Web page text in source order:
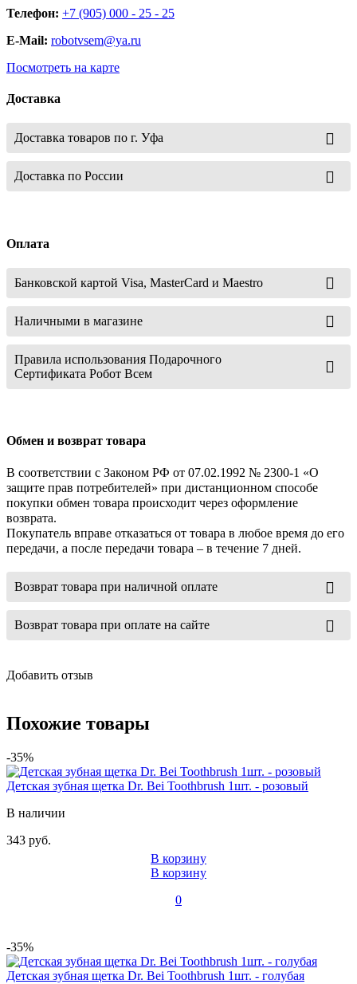
Телефон: +7 (905) 000 - 25 - 25
E-Mail: robotvsem@ya.ru
Посмотреть на карте
Доставка
Доставка товаров по г. Уфа
Доставка по России
Оплата
Банковской картой Visa, MasterCard и Maestro
Наличными в магазине
Правила использования Подарочного
Сертификата Робот Всем
Обмен и возврат товара
В соответствии с Законом РФ от 07.02.1992 № 2300-1 «О
защите прав потребителей» при дистанционном способе
покупки обмен товара происходит через оформление
возврата.
Покупатель вправе отказаться от товара в любое время до его
передачи, а после передачи товара – в течение 7 дней.
Возврат товара при наличной оплате
Возврат товара при оплате на сайте
Добавить отзыв
Похожие товары
-35%
Детская зубная щетка Dr. Bei Toothbrush 1шт. - розовый
В наличии
343 руб.
В корзину
В корзину
0
-35%
Детская зубная щетка Dr. Bei Toothbrush 1шт. - голубая